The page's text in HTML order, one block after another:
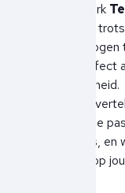
Italiaanse merk
Borst zijn we
jeanslabel
merk dat perfect
en duurzaamheid.
In deze blog
van Tenue., de
van hun jeans,
aanvulling is op